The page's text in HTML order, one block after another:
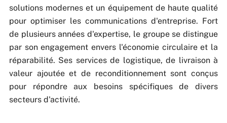
solutions modernes et un équipement de haute qualité
pour optimiser les communications d'entreprise. Fort
de plusieurs années d'expertise, le groupe se distingue
par son engagement envers l'économie circulaire et la
réparabilité. Ses services de logistique, de livraison à
valeur ajoutée et de reconditionnement sont conçus
pour répondre aux besoins spécifiques de divers
secteurs d'activité.